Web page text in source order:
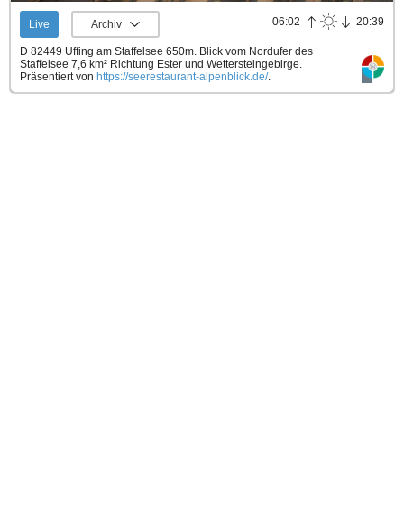
Live Archiv 06:02 20:39
D 82449 Uffing am Staffelsee 650m. Blick vom Nordufer des
Staffelsee 7,6 km² Richtung Ester und Wettersteingebirge.
Präsentiert von https://seerestaurant-alpenblick.de/.